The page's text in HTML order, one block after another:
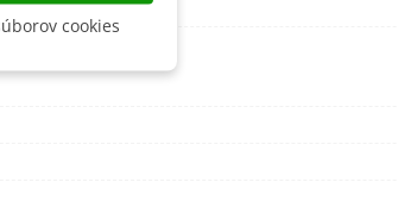
cookies